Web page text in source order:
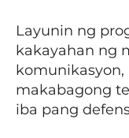
Layunin ng
kakayahan ng
makabagong
iba pang